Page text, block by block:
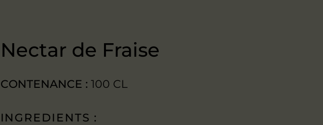
Nectar de Fraise
CONTENANCE : 100 CL
INGREDIENTS :